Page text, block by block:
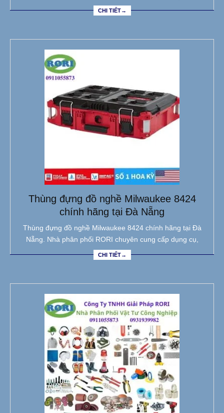
CHI TIẾT→
Thùng đựng đồ nghề Milwaukee 8424
chính hãng tại Đà Nẵng
Thùng đựng đồ nghề Milwaukee 8424 chính hãng tại Đà
Nẵng. Nhà phân phối RORI chuyên cung cấp dụng cụ,
CHI TIẾT→